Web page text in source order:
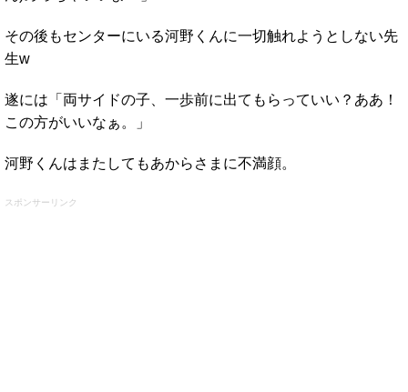
その後もセンターにいる河野くんに一切触れようとしない先
生w
遂には「両サイドの子、一歩前に出てもらっていい？ああ！
この方がいいなぁ。」
河野くんはまたしてもあからさまに不満顔。
スポンサーリンク